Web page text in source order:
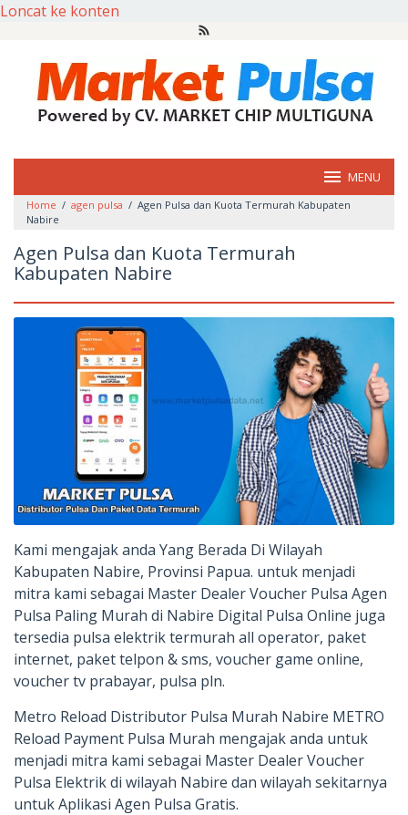
Loncat ke konten
MENU
Home / agen pulsa / Agen Pulsa dan Kuota Termurah Kabupaten
Nabire
Agen Pulsa dan Kuota Termurah
Kabupaten Nabire
Kami mengajak anda Yang Berada Di Wilayah
Kabupaten Nabire, Provinsi Papua. untuk menjadi
mitra kami sebagai Master Dealer Voucher Pulsa Agen
Pulsa Paling Murah di Nabire Digital Pulsa Online juga
tersedia pulsa elektrik termurah all operator, paket
internet, paket telpon & sms, voucher game online,
voucher tv prabayar, pulsa pln.
Metro Reload Distributor Pulsa Murah Nabire METRO
Reload Payment Pulsa Murah mengajak anda untuk
menjadi mitra kami sebagai Master Dealer Voucher
Pulsa Elektrik di wilayah Nabire dan wilayah sekitarnya
untuk Aplikasi Agen Pulsa Gratis.